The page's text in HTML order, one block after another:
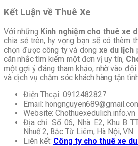
Kết Luận về Thuê Xe
Với những Kinh nghiệm cho thuê xe
chia sẻ trên, hy vọng bạn sẽ có thêm
chọn được công ty và dòng xe du lịch
cân nhắc tìm kiếm một đơn vị uy tín,
một gợi ý đáng tham khảo, nhờ vào
và dịch vụ chăm sóc khách hàng tận
Điện Thoại: 0912482827
Email:
Website: Chothuexedulich.info.vn
Địa chỉ: Số 06, Nhà E2, Khu B
Nhuế 2, Bắc Từ Liêm, Hà Nội, VN
Liên kết: Công ty cho thuê xe